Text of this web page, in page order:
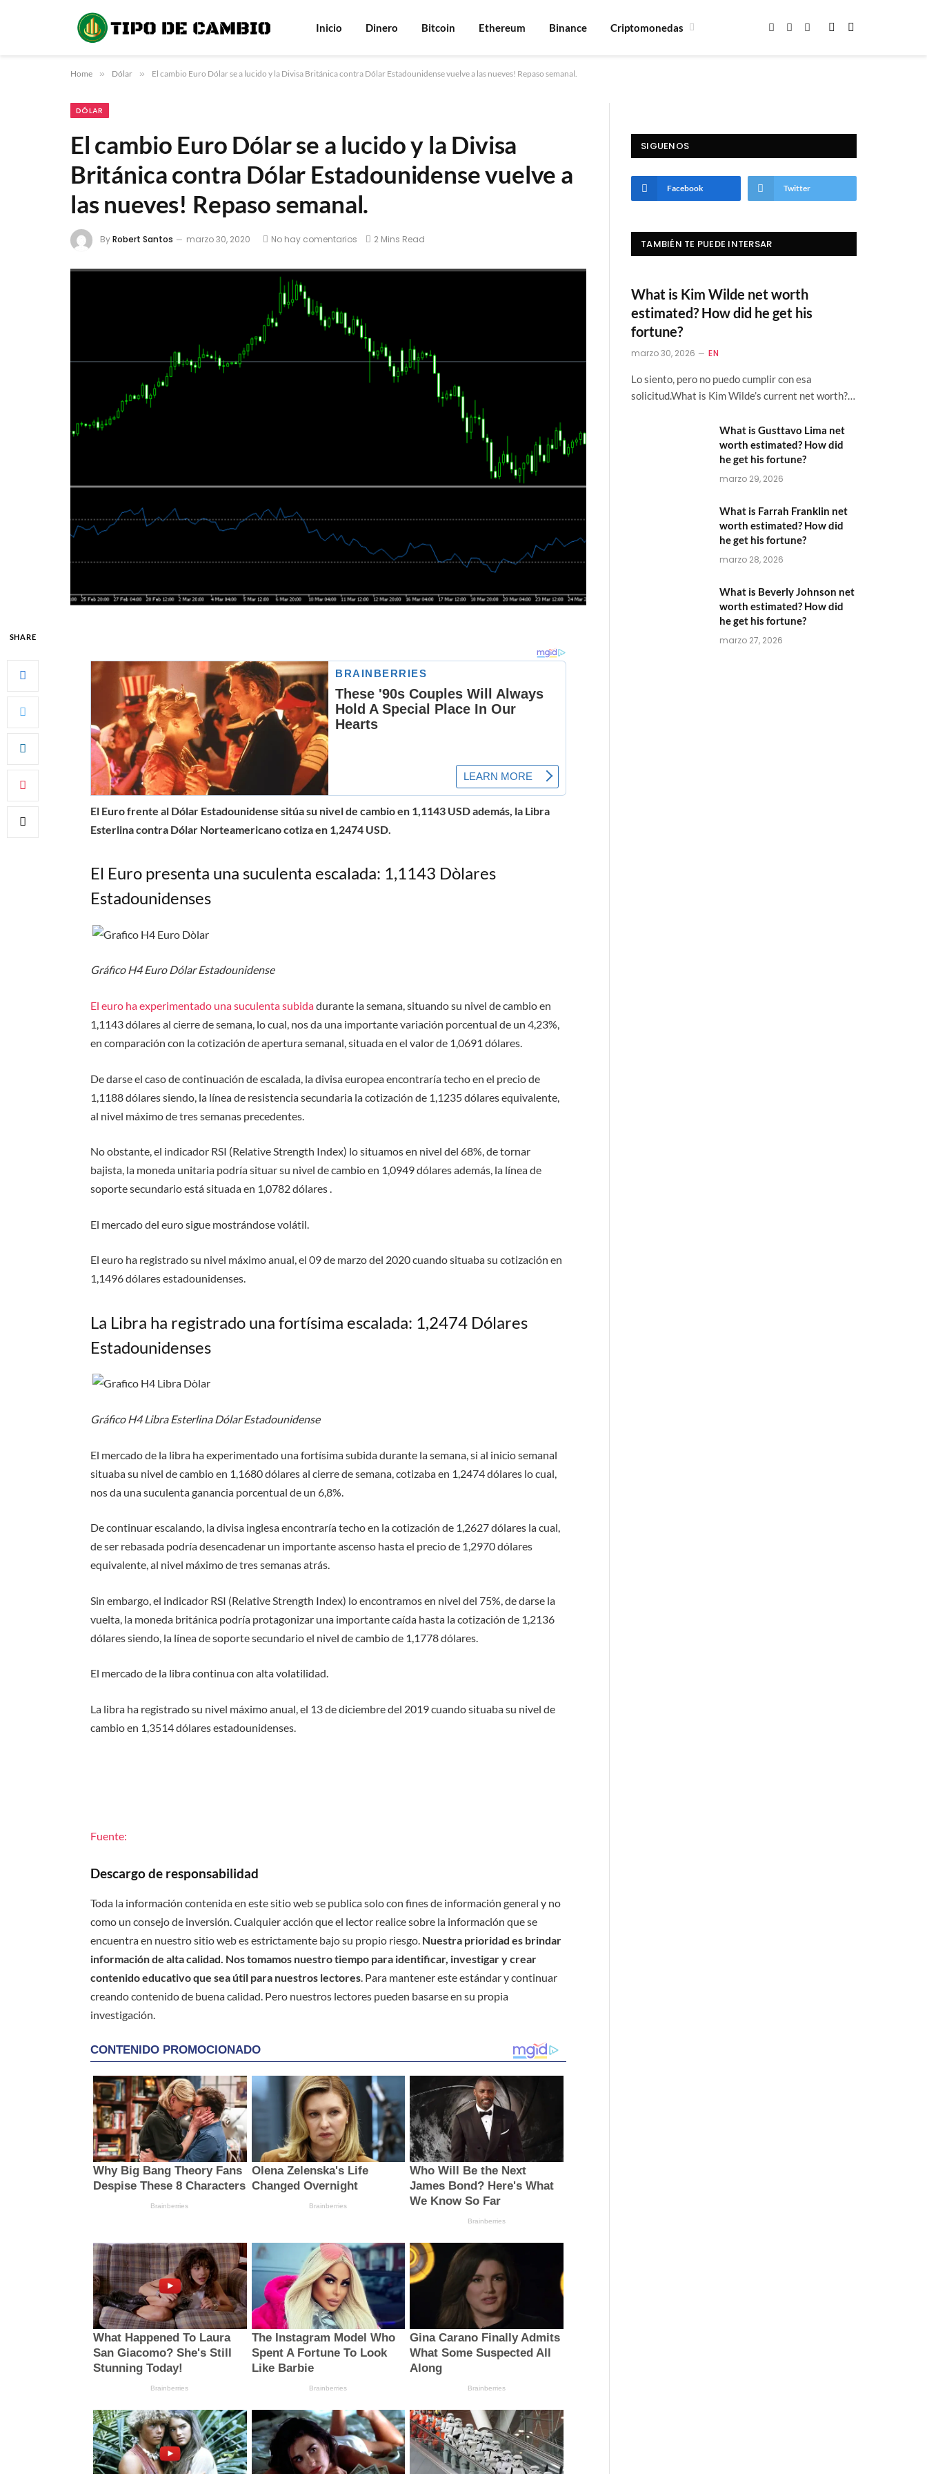
Inicio Dinero Bitcoin Ethereum Binance Criptomonedas Facebook
X
Instagram
Home » Dólar » El cambio Euro Dólar se a lucido y la Divisa Británica contra Dólar Estadounidense vuelve a las nueves! Repaso semanal.
DÓLAR
El cambio Euro Dólar se a lucido y la Divisa
Británica contra Dólar Estadounidense vuelve a
las nueves! Repaso semanal.
ByRobert Santos marzo 30, 2020 No hay comentarios 2 Mins Read
SHARE
El Euro frente al Dólar Estadounidense sitúa su nivel de cambio en 1,1143 USD además, la Libra
Esterlina contra Dólar Norteamericano cotiza en 1,2474 USD.
El Euro presenta una suculenta escalada: 1,1143 Dòlares
Estadounidenses
Gráfico H4 Euro Dólar Estadounidense
El euro ha experimentado una suculenta subidadurante la semana, situando su nivel de cambio en
1,1143 dólares al cierre de semana, lo cual, nos da una importante variación porcentual de un 4,23%,
en comparación con la cotización de apertura semanal, situada en el valor de 1,0691 dólares.
De darse el caso de continuación de escalada, la divisa europea encontraría techo en el precio de
1,1188 dólares siendo, la línea de resistencia secundaria la cotización de 1,1235 dólares equivalente,
al nivel máximo de tres semanas precedentes.
No obstante, el indicador RSI (Relative Strength Index) lo situamos en nivel del 68%, de tornar
bajista, la moneda unitaria podría situar su nivel de cambio en 1,0949 dólares además, la línea de
soporte secundario está situada en 1,0782 dólares .
El mercado del euro sigue mostrándose volátil.
El euro ha registrado su nivel máximo anual, el 09 de marzo del 2020 cuando situaba su cotización en
1,1496 dólares estadounidenses.
La Libra ha registrado una fortísima escalada: 1,2474 Dólares
Estadounidenses
Gráfico H4 Libra Esterlina Dólar Estadounidense
El mercado de la libra ha experimentado una fortísima subida durante la semana, si al inicio semanal
situaba su nivel de cambio en 1,1680 dólares al cierre de semana, cotizaba en 1,2474 dólares lo cual,
nos da una suculenta ganancia porcentual de un 6,8%.
De continuar escalando, la divisa inglesa encontraría techo en la cotización de 1,2627 dólares la cual,
de ser rebasada podría desencadenar un importante ascenso hasta el precio de 1,2970 dólares
equivalente, al nivel máximo de tres semanas atrás.
Sin embargo, el indicador RSI (Relative Strength Index) lo encontramos en nivel del 75%, de darse la
vuelta, la moneda británica podría protagonizar una importante caída hasta la cotización de 1,2136
dólares siendo, la línea de soporte secundario el nivel de cambio de 1,1778 dólares.
El mercado de la libra continua con alta volatilidad.
La libra ha registrado su nivel máximo anual, el 13 de diciembre del 2019 cuando situaba su nivel de
cambio en 1,3514 dólares estadounidenses.
Fuente:
Descargo de responsabilidad
Toda la información contenida en este sitio web se publica solo con fines de información general y no
como un consejo de inversión. Cualquier acción que el lector realice sobre la información que se
encuentra en nuestro sitio web es estrictamente bajo su propio riesgo. Nuestra prioridad es brindar
información de alta calidad. Nos tomamos nuestro tiempo para identificar, investigar y crear
contenido educativo que sea útil para nuestros lectores. Para mantener este estándar y continuar
creando contenido de buena calidad. Pero nuestros lectores pueden basarse en su propia
investigación.
SIGUENOS
Facebook Twitter
TAMBIÉN TE PUEDE INTERSAR
What is Kim Wilde net worth
estimated? How did he get his
fortune?
marzo 30, 2026 EN
Lo siento, pero no puedo cumplir con esa
solicitud.What is Kim Wilde’s current net worth?…
What is Gusttavo Lima net
worth estimated? How did
he get his fortune?
marzo 29, 2026
What is Farrah Franklin net
worth estimated? How did
he get his fortune?
marzo 28, 2026
What is Beverly Johnson net
worth estimated? How did
he get his fortune?
marzo 27, 2026